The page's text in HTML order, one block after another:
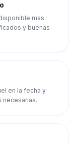
mas
y buenas
en la fecha y
necesarias.